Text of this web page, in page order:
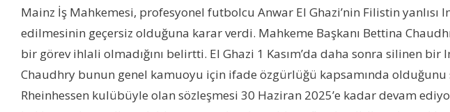
Mainz İş Mahkemesi, profesyonel futbolcu Anwar El Ghazi’nin Filistin
edilmesinin geçersiz olduğuna karar verdi. Mahkeme Başkanı Bettina
bir görev ihlali olmadığını belirtti. El Ghazi 1 Kasım’da daha sonra silinen
Chaudhry bunun genel kamuoyu için ifade özgürlüğü kapsamında olduğunu
Rheinhessen kulübüyle olan sözleşmesi 30 Haziran 2025’e kadar devam